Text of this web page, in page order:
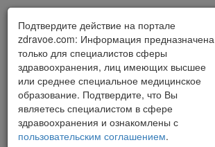
Подтвердите действие на портале
zdravoe.com: Информация предназначена
только для специалистов сферы
здравоохранения, лиц имеющих высшее
или среднее специальное медицинское
образование. Подтвердите, что Вы
являетесь специалистом в сфере
здравоохранения и ознакомлены с
пользовательским соглашением.